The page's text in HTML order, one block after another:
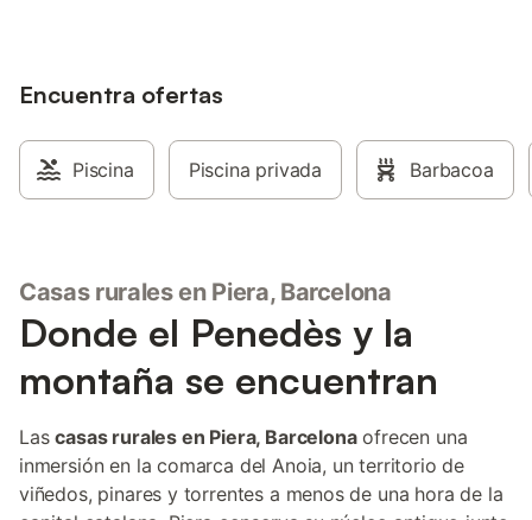
la calle. El transporte público está cerca.
Hay una piscina de plástico grande. Bajo
petición, se admiten desayuno, comida,
cena, transfer al aeropuerto, aceite de
Encuentra ofertas
Piscina Piscina privada Barbacoa
Casas rurales en Piera, Barcelona
Donde el Penedès y la
montaña se encuentran
Lascasas rurales en Piera, Barcelonaofrecen una
inmersión en la comarca del Anoia, un territorio de
viñedos, pinares y torrentes a menos de una hora de la